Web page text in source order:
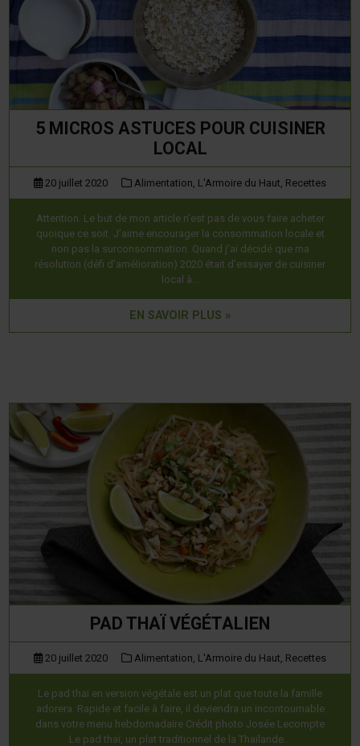
5 MICROS ASTUCES POUR CUISINER
LOCAL
20 juillet 2020 Alimentation, L'Armoire du Haut, Recettes
Attention. Le but de mon article n’est pas de vous faire acheter
quoique ce soit. J’aime encourager la consommation locale et
non pas la surconsommation. Quand j’ai décidé que ma
résolution (défi d’amélioration) 2020 était d’essayer de cuisiner
local à…
EN SAVOIR PLUS »
PAD THAÏ VÉGÉTALIEN
20 juillet 2020 Alimentation, L'Armoire du Haut, Recettes
Le pad thaï en version végétale est un plat que toute la famille
adorera. Rapide et facile à faire, il deviendra un incontournable
dans votre menu hebdomadaire Crédit photo Josée Lecompte
Le pad thaï, un plat traditionnel de la Thaïlande…